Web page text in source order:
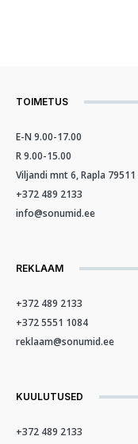
TOIMETUS
E-N 9.00-17.00
R 9.00-15.00
Viljandi mnt 6, Rapla 79511
+372 489 2133
info@sonumid.ee
REKLAAM
+372 489 2133
+372 5551 1084
reklaam@sonumid.ee
KUULUTUSED
+372 489 2133